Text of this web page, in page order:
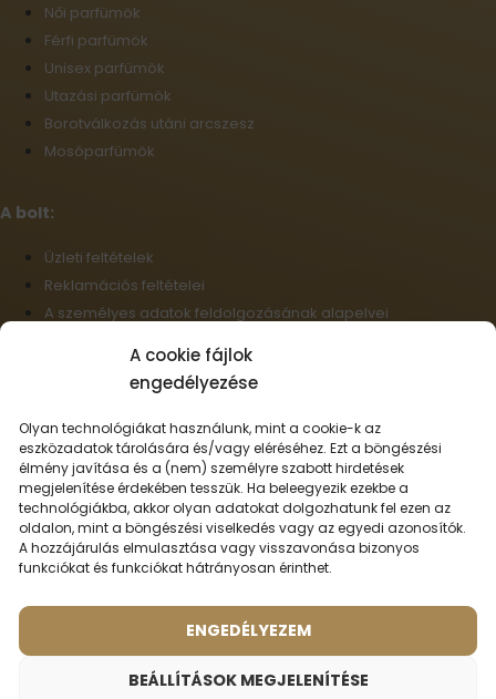
A cookie fájlok
engedélyezése
Olyan technológiákat használunk, mint a cookie-k az
eszközadatok tárolására és/vagy eléréséhez. Ezt a böngészési
élmény javítása és a (nem) személyre szabott hirdetések
megjelenítése érdekében tesszük. Ha beleegyezik ezekbe a
technológiákba, akkor olyan adatokat dolgozhatunk fel ezen az
oldalon, mint a böngészési viselkedés vagy az egyedi azonosítók.
A hozzájárulás elmulasztása vagy visszavonása bizonyos
funkciókat és funkciókat hátrányosan érinthet.
ENGEDÉLYEZEM
BEÁLLÍTÁSOK MEGJELENÍTÉSE
Női parfümök
Férfi parfümök
Unisex parfümök
Utazási parfümök
Borotválkozás utáni arcszesz
Mosóparfümök
A bolt:
Üzleti feltételek
Reklamációs feltételei
A személyes adatok feldolgozásának alapelvei
Nagykereskedelem
Elállás a szerződéstől
Magyar
Szállítási lehetőségek:
© 2026 - Minden jog fenntartva.